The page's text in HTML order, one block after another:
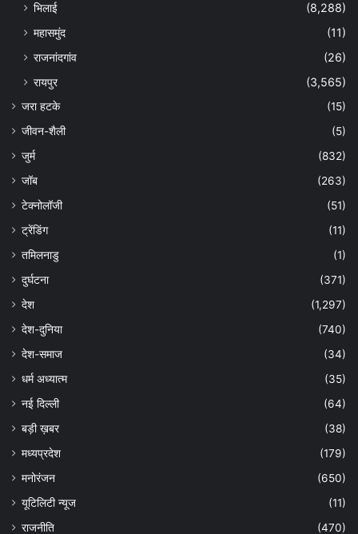
भिलाई
(8,288)
महासमुंद
(11)
राजनांदगांव
(26)
रायपुर
(3,565)
जरा हटके
(15)
जीवन-शैली
(5)
जुर्म
(832)
जॉब
(263)
टेक्नोलॉजी
(51)
ट्रेंडिंग
(11)
तमिलनाडु
(1)
दुर्घटना
(371)
देश
(1,297)
देश-दुनिया
(740)
देश-समाज
(34)
धर्म अध्यात्म
(35)
नई दिल्ली
(64)
बड़ी ख़बर
(38)
मध्यप्रदेश
(179)
मनोरंजन
(650)
यूटिलिटी न्यूज
(11)
राजनीति
(470)